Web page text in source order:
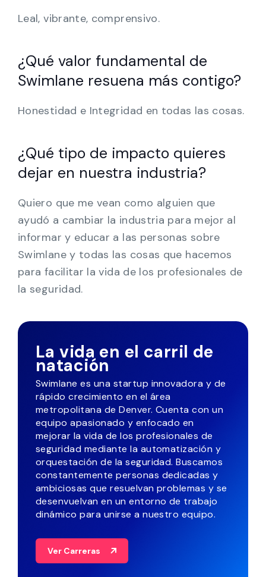
Leal, vibrante, comprensivo.
¿Qué valor fundamental de
Swimlane resuena más contigo?
Honestidad e Integridad en todas las cosas.
¿Qué tipo de impacto quieres
dejar en nuestra industria?
Quiero que me vean como alguien que
ayudó a cambiar la industria para mejor al
informar y educar a las personas sobre
Swimlane y todas las cosas que hacemos
para facilitar la vida de los profesionales de
la seguridad.
La vida en el carril de
natación
Swimlane es una startup innovadora y de
rápido crecimiento en el área
metropolitana de Denver. Cuenta con un
equipo apasionado y enfocado en
mejorar la vida de los profesionales de
seguridad mediante la automatización y
orquestación de la seguridad. Buscamos
constantemente personas dedicadas y
ambiciosas que resuelvan problemas y se
desenvuelvan en un entorno de trabajo
dinámico para unirse a nuestro equipo.
Ver Carreras